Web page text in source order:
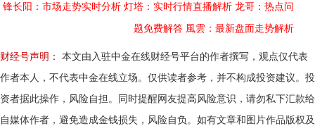
锋长阳：市场走势实时分析 灯塔：实时行情直播解析 龙哥：热点问
题免费解答 風雲：最新盘面走势解析
财经号声明：
本文由入驻中金在线财经号平台的作者撰写，观点仅代表
作者本人，不代表中金在线立场。仅供读者参考，并不构成投资建议。投
资者据此操作，风险自担。同时提醒网友提高风险意识，请勿私下汇款给
自媒体作者，避免造成金钱损失，风险自负。如有文章和图片作品版权及